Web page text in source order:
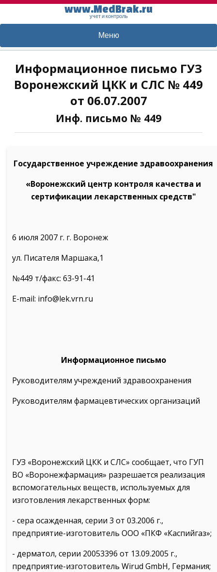
www.MedBrak.ru
учет и контроль
Меню
Информационное письмо ГУЗ
Воронежский ЦКК и СЛС № 449
от 06.07.2007
Инф. письмо № 449
Государственное учреждение здравоохранения
«Воронежский центр контроля качества и
сертификации лекарственных средств"
6 июля 2007 г. г. Воронеж
ул. Писателя Маршака,1
№449 т/факс: 63-91-41
E-mail: info@lek.vrn.ru
Информационное письмо
Руководителям учреждений здравоохранения
Руководителям фармацевтических организаций
ГУЗ «Воронежский ЦКК и СЛС» сообщает, что ГУП
ВО «Воронежфармация» разрешается реализация
вспомогательных веществ, используемых для
изготовления лекарственных форм:
- сера осажденная, серии 3 от 03.2006 г.,
предприятие-изготовитель ООО «ПКФ «Каспийгаз»;
- дерматол, серии 20053396 от 13.09.2005 г.,
предприятие-изготовитель Wirud GmbH, Германия;